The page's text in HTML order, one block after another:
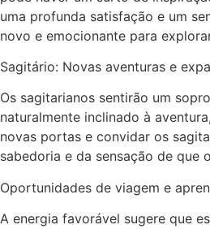
uma profunda satisfação e um
novo e emocionante para
Sagitário: Novas aventuras e
Os sagitarianos sentirão um
naturalmente inclinado à
novas portas e convidar os
sabedoria e da sensação de que
Oportunidades de viagem e
A energia favorável sugere que